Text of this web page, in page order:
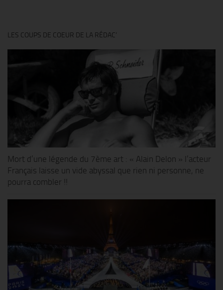
LES COUPS DE COEUR DE LA RÉDAC’
Mort d’une légende du 7ème art : « Alain Delon » l’acteur
Français laisse un vide abyssal que rien ni personne, ne
pourra combler !!